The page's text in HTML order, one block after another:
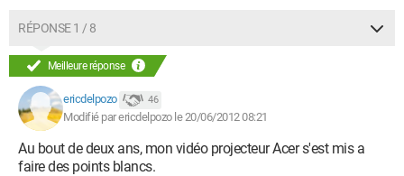
RÉPONSE 1 / 8
Meilleure réponse
ericdelpozo 46
Modifié par ericdelpozo le 20/06/2012 08:21
Au bout de deux ans, mon vidéo projecteur Acer s'est mis a
faire des points blancs.